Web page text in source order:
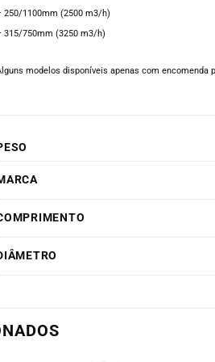
250/1100mm (2500 m3/h)
315/750mm (3250 m3/h)
modelos disponíveis apenas com encomenda